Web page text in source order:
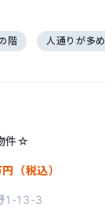
階 人通りが多め
件☆
（税込）
1-13-3